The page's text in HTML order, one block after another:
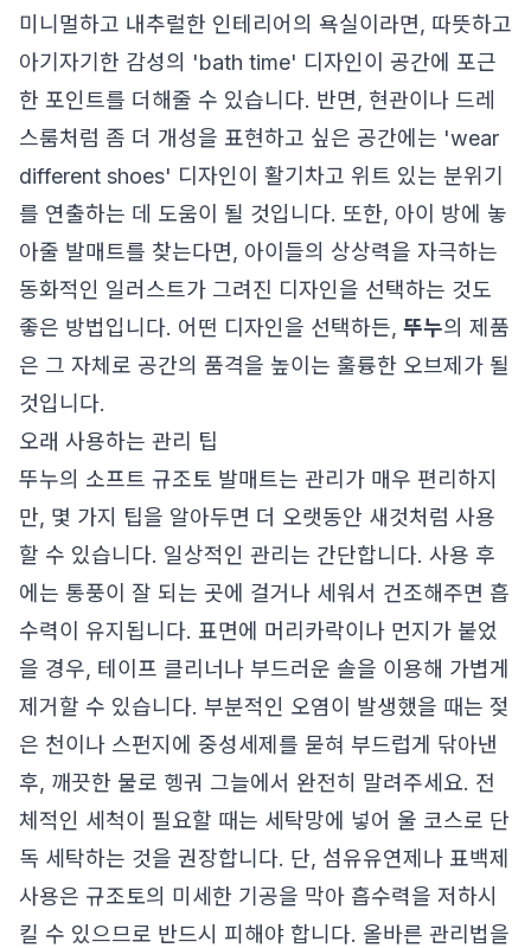
미니멀하고 내추럴한 인테리어의 욕실이라면, 따뜻하고
아기자기한 감성의 'bath time' 디자인이 공간에 포근
한 포인트를 더해줄 수 있습니다. 반면, 현관이나 드레
스룸처럼 좀 더 개성을 표현하고 싶은 공간에는 'wear
different shoes' 디자인이 활기차고 위트 있는 분위기
를 연출하는 데 도움이 될 것입니다. 또한, 아이 방에 놓
아줄 발매트를 찾는다면, 아이들의 상상력을 자극하는
동화적인 일러스트가 그려진 디자인을 선택하는 것도
좋은 방법입니다. 어떤 디자인을 선택하든, 뚜누의 제품
은 그 자체로 공간의 품격을 높이는 훌륭한 오브제가 될
것입니다.
오래 사용하는 관리 팁
뚜누의 소프트 규조토 발매트는 관리가 매우 편리하지
만, 몇 가지 팁을 알아두면 더 오랫동안 새것처럼 사용
할 수 있습니다. 일상적인 관리는 간단합니다. 사용 후
에는 통풍이 잘 되는 곳에 걸거나 세워서 건조해주면 흡
수력이 유지됩니다. 표면에 머리카락이나 먼지가 붙었
을 경우, 테이프 클리너나 부드러운 솔을 이용해 가볍게
제거할 수 있습니다. 부분적인 오염이 발생했을 때는 젖
은 천이나 스펀지에 중성세제를 묻혀 부드럽게 닦아낸
후, 깨끗한 물로 헹궈 그늘에서 완전히 말려주세요. 전
체적인 세척이 필요할 때는 세탁망에 넣어 울 코스로 단
독 세탁하는 것을 권장합니다. 단, 섬유유연제나 표백제
사용은 규조토의 미세한 기공을 막아 흡수력을 저하시
킬 수 있으므로 반드시 피해야 합니다. 올바른 관리법을